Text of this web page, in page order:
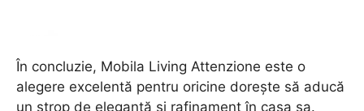
În concluzie, Mobila Living Attenzione este o
alegere excelentă pentru oricine dorește să aducă
un strop de eleganță și rafinament în casa sa.